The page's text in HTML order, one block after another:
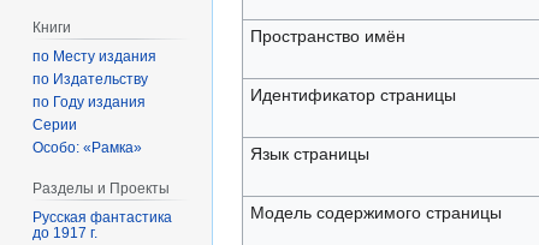
Пространство имён
Идентификатор страницы
Язык страницы
Модель содержимого страницы
Книги
по Месту издания
по Издательству
по Году издания
Серии
Особо: «Рамка»
Разделы и Проекты
Русская фантастика
до 1917 г.